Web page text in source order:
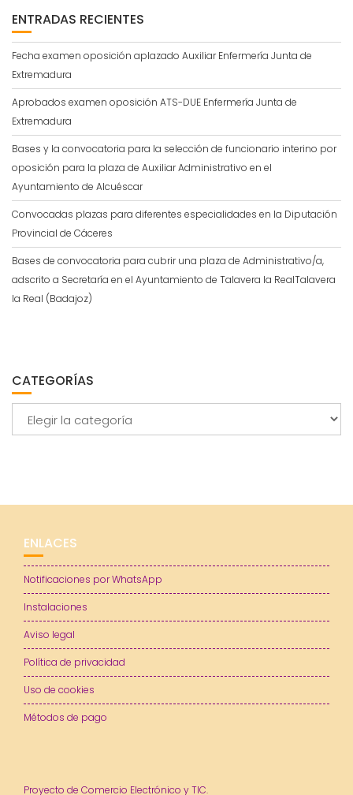
ENTRADAS RECIENTES
Fecha examen oposición aplazado Auxiliar Enfermería Junta de
Extremadura
Aprobados examen oposición ATS-DUE Enfermería Junta de
Extremadura
Bases y la convocatoria para la selección de funcionario interino por
oposición para la plaza de Auxiliar Administrativo en el
Ayuntamiento de Alcuéscar
Convocadas plazas para diferentes especialidades en la Diputación
Provincial de Cáceres
Bases de convocatoria para cubrir una plaza de Administrativo/a,
adscrito a Secretaría en el Ayuntamiento de Talavera la RealTalavera
la Real (Badajoz)
CATEGORÍAS
ENLACES
Notificaciones por WhatsApp
Instalaciones
Aviso legal
Política de privacidad
Uso de cookies
Métodos de pago
Proyecto de Comercio Electrónico y TIC.